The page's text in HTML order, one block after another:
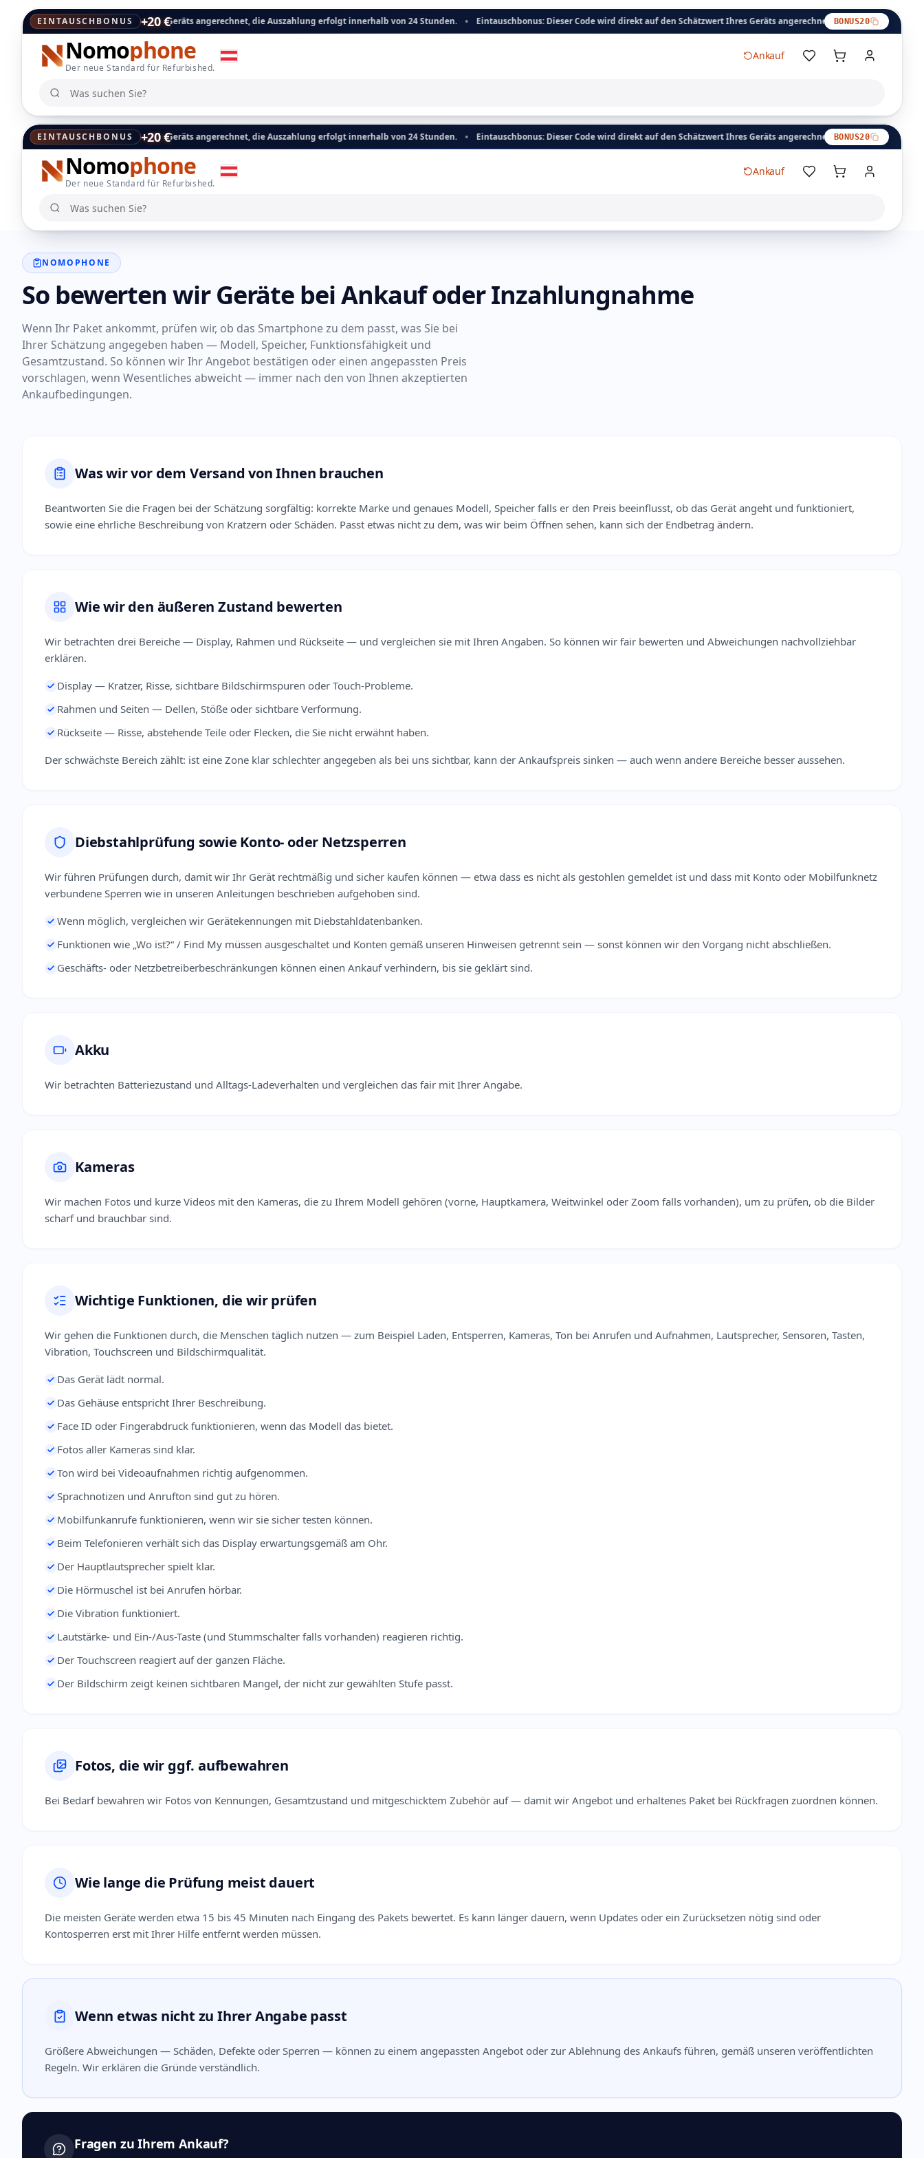
EINTAUSCHBONUS +20 €
auf den Schätzwert Ihres Geräts angerechnet, die Auszahlung erfolgt innerhalb von 24 Stunden. Eintauschbonus: Dieser Code wird direkt auf den Schätzwert Ihres Geräts angerechnet, die Auszahlung erfolgt innerhalb
BONUS20
Nomophone
Der neue Standard für Refurbished.
Ankauf
Was suchen Sie?
Was suchen Sie?
EINTAUSCHBONUS +20 €
auf den Schätzwert Ihres Geräts angerechnet, die Auszahlung erfolgt innerhalb von 24 Stunden. Eintauschbonus: Dieser Code wird direkt auf den Schätzwert Ihres Geräts angerechnet, die Auszahlung erfolgt innerhalb
BONUS20
Nomophone
Der neue Standard für Refurbished.
Ankauf
Warenkorb
Was suchen Sie?
Was suchen Sie?
NOMOPHONE
So bewerten wir Geräte bei Ankauf oder Inzahlungnahme
Wenn Ihr Paket ankommt, prüfen wir, ob das Smartphone zu dem passt, was Sie bei
Ihrer Schätzung angegeben haben — Modell, Speicher, Funktionsfähigkeit und
Gesamtzustand. So können wir Ihr Angebot bestätigen oder einen angepassten Preis
vorschlagen, wenn Wesentliches abweicht — immer nach den von Ihnen akzeptierten
Ankaufbedingungen.
Was wir vor dem Versand von Ihnen brauchen
Beantworten Sie die Fragen bei der Schätzung sorgfältig: korrekte Marke und genaues Modell, Speicher falls er den Preis beeinflusst, ob das Gerät angeht und funktioniert,
sowie eine ehrliche Beschreibung von Kratzern oder Schäden. Passt etwas nicht zu dem, was wir beim Öffnen sehen, kann sich der Endbetrag ändern.
Wie wir den äußeren Zustand bewerten
Wir betrachten drei Bereiche — Display, Rahmen und Rückseite — und vergleichen sie mit Ihren Angaben. So können wir fair bewerten und Abweichungen nachvollziehbar
erklären.
Display — Kratzer, Risse, sichtbare Bildschirmspuren oder Touch-Probleme.
Rahmen und Seiten — Dellen, Stöße oder sichtbare Verformung.
Rückseite — Risse, abstehende Teile oder Flecken, die Sie nicht erwähnt haben.
Der schwächste Bereich zählt: ist eine Zone klar schlechter angegeben als bei uns sichtbar, kann der Ankaufspreis sinken — auch wenn andere Bereiche besser aussehen.
Diebstahlprüfung sowie Konto- oder Netzsperren
Wir führen Prüfungen durch, damit wir Ihr Gerät rechtmäßig und sicher kaufen können — etwa dass es nicht als gestohlen gemeldet ist und dass mit Konto oder Mobilfunknetz
verbundene Sperren wie in unseren Anleitungen beschrieben aufgehoben sind.
Wenn möglich, vergleichen wir Gerätekennungen mit Diebstahldatenbanken.
Funktionen wie „Wo ist?“ / Find My müssen ausgeschaltet und Konten gemäß unseren Hinweisen getrennt sein — sonst können wir den Vorgang nicht abschließen.
Geschäfts- oder Netzbetreiberbeschränkungen können einen Ankauf verhindern, bis sie geklärt sind.
Akku
Wir betrachten Batteriezustand und Alltags-Ladeverhalten und vergleichen das fair mit Ihrer Angabe.
Kameras
Wir machen Fotos und kurze Videos mit den Kameras, die zu Ihrem Modell gehören (vorne, Hauptkamera, Weitwinkel oder Zoom falls vorhanden), um zu prüfen, ob die Bilder
scharf und brauchbar sind.
Wichtige Funktionen, die wir prüfen
Wir gehen die Funktionen durch, die Menschen täglich nutzen — zum Beispiel Laden, Entsperren, Kameras, Ton bei Anrufen und Aufnahmen, Lautsprecher, Sensoren, Tasten,
Vibration, Touchscreen und Bildschirmqualität.
Das Gerät lädt normal.
Das Gehäuse entspricht Ihrer Beschreibung.
Face ID oder Fingerabdruck funktionieren, wenn das Modell das bietet.
Fotos aller Kameras sind klar.
Ton wird bei Videoaufnahmen richtig aufgenommen.
Sprachnotizen und Anrufton sind gut zu hören.
Mobilfunkanrufe funktionieren, wenn wir sie sicher testen können.
Beim Telefonieren verhält sich das Display erwartungsgemäß am Ohr.
Der Hauptlautsprecher spielt klar.
Die Hörmuschel ist bei Anrufen hörbar.
Die Vibration funktioniert.
Lautstärke- und Ein-/Aus-Taste (und Stummschalter falls vorhanden) reagieren richtig.
Der Touchscreen reagiert auf der ganzen Fläche.
Der Bildschirm zeigt keinen sichtbaren Mangel, der nicht zur gewählten Stufe passt.
Fotos, die wir ggf. aufbewahren
Bei Bedarf bewahren wir Fotos von Kennungen, Gesamtzustand und mitgeschicktem Zubehör auf — damit wir Angebot und erhaltenes Paket bei Rückfragen zuordnen können.
Wie lange die Prüfung meist dauert
Die meisten Geräte werden etwa 15 bis 45 Minuten nach Eingang des Pakets bewertet. Es kann länger dauern, wenn Updates oder ein Zurücksetzen nötig sind oder
Kontosperren erst mit Ihrer Hilfe entfernt werden müssen.
Wenn etwas nicht zu Ihrer Angabe passt
Größere Abweichungen — Schäden, Defekte oder Sperren — können zu einem angepassten Angebot oder zur Ablehnung des Ankaufs führen, gemäß unseren veröffentlichten
Regeln. Wir erklären die Gründe verständlich.
Fragen zu Ihrem Ankauf?